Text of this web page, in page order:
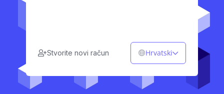
Stvorite novi račun Hrvatski